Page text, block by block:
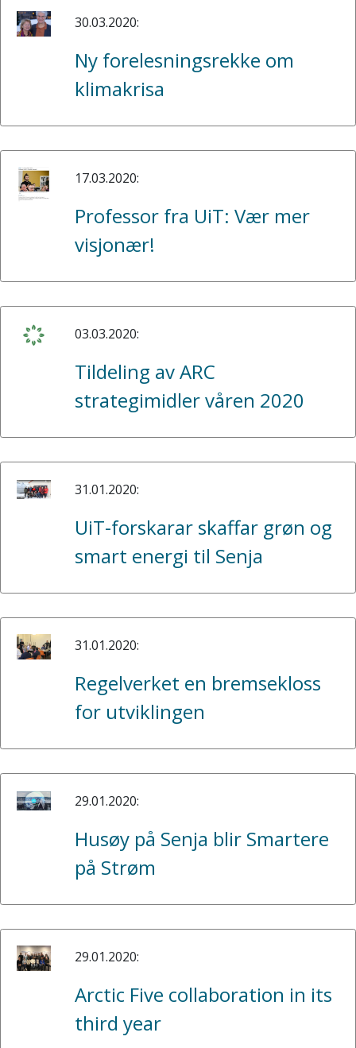
30.03.2020:
Ny forelesningsrekke om
klimakrisa
17.03.2020:
Professor fra UiT: Vær mer
visjonær!
03.03.2020:
Tildeling av ARC
strategimidler våren 2020
31.01.2020:
UiT-forskarar skaffar grøn og
smart energi til Senja
31.01.2020:
Regelverket en bremsekloss
for utviklingen
29.01.2020:
Husøy på Senja blir Smartere
på Strøm
29.01.2020:
Arctic Five collaboration in its
third year